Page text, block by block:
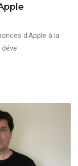
d'Apple à la